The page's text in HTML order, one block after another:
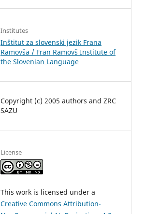
Institutes
Inštitut za slovenski jezik Frana
Ramovša / Fran Ramovš Institute of
the Slovenian Language
Copyright (c) 2005 authors and ZRC
SAZU
License
This work is licensed under a
Creative Commons Attribution-